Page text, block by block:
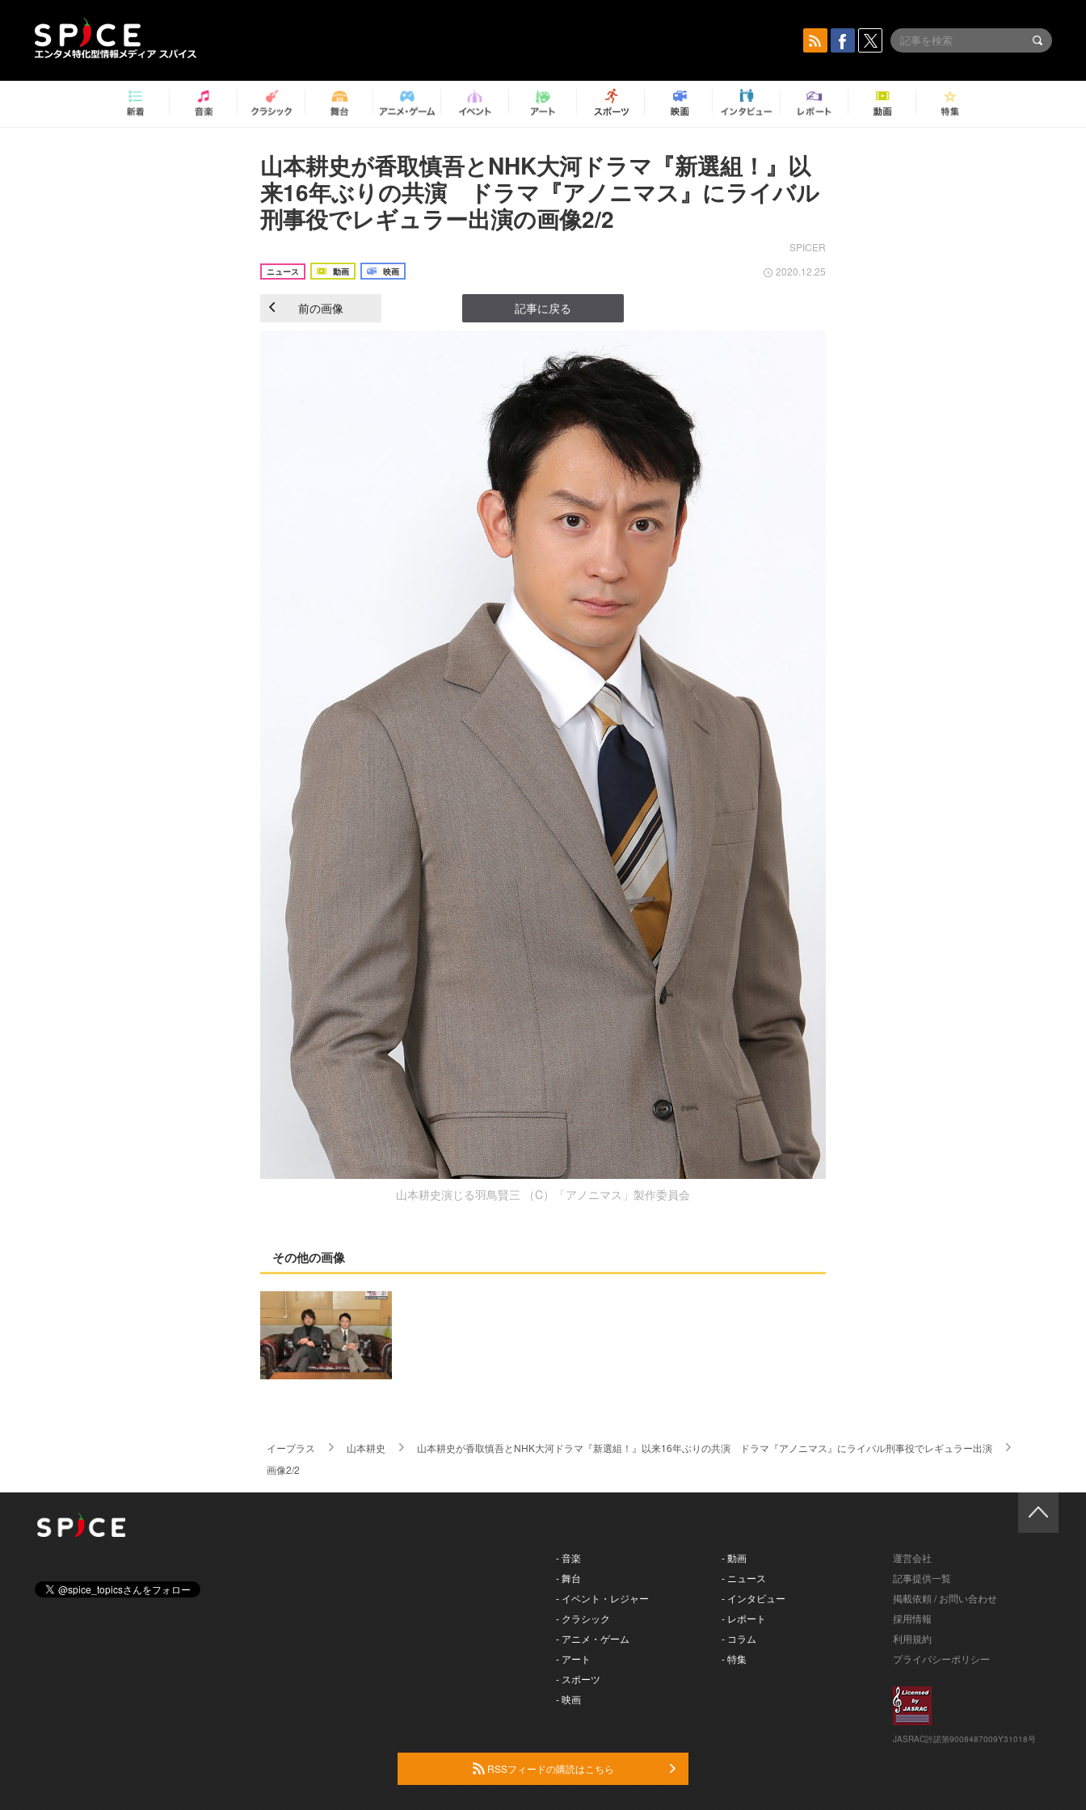
山本耕史が香取慎吾とNHK大河ドラマ『新選組！』以
来16年ぶりの共演 ドラマ『アノニマス』にライバル
刑事役でレギュラー出演の画像2/2
SPICER
ニュース 動画 映画 2020.12.25
前の画像 記事に戻る
山本耕史演じる羽鳥賢三 （C）「アノニマス」製作委員会
その他の画像
イープラス 山本耕史
山本耕史が香取慎吾とNHK大河ドラマ『新選組！』以来16年ぶりの共演 ドラマ『アノニマス』にライバル刑事役でレギュラー出演
画像2/2
- 音楽
- 舞台
- イベント・レジャー
- クラシック
- アニメ・ゲーム
- アート
- スポーツ
- 映画
- 動画
- ニュース
- インタビュー
- レポート
- コラム
- 特集
運営会社
記事提供一覧
掲載依頼 / お問い合わせ
採用情報
利用規約
プライバシーポリシー
JASRAC許諾第9008487009Y31018号
RSSフィードの購読はこちら